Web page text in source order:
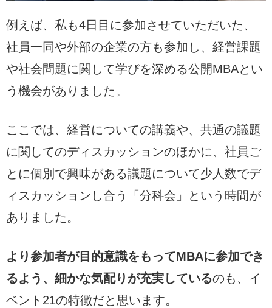
例えば、私も4日目に参加させていただいた、
社員一同や外部の企業の方も参加し、経営課題
や社会問題に関して学びを深める公開MBAとい
う機会がありました。
ここでは、経営についての講義や、共通の議題
に関してのディスカッションのほかに、社員ご
とに個別で興味がある議題について少人数でデ
ィスカッションし合う「分科会」という時間が
ありました。
より参加者が目的意識をもってMBAに参加でき
るよう、細かな気配りが充実しているのも、イ
ベント21の特徴だと思います。